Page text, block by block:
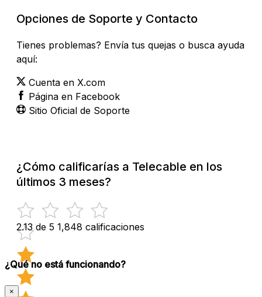
Opciones de Soporte y Contacto
Tienes problemas? Envía tus quejas o busca ayuda
aquí:
Cuenta en X.com
Página en Facebook
Sitio Oficial de Soporte
¿Cómo calificarías a Telecable en los
últimos 3 meses?
2.13 de 5 1,848 calificaciones
¿Qué no está funcionando?
×